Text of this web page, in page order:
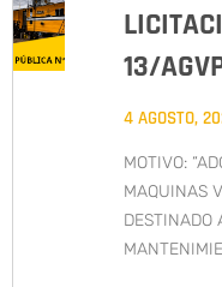
13/
4 AGOSTO,
MOTIVO:
MAQUINAS
DESTINADO